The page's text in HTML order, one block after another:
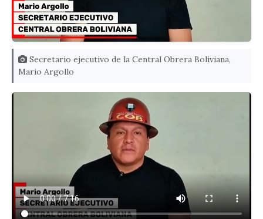
Secretario ejecutivo de la Central Obrera Boliviana,
Mario Argollo